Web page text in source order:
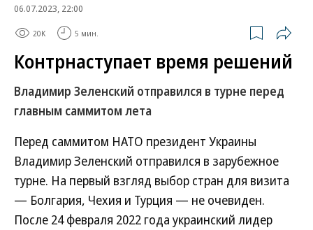
06.07.2023, 22:00
20K 5 мин.
Контрнаступает время решений
Владимир Зеленский отправился в турне перед
главным саммитом лета
Перед саммитом НАТО президент Украины
Владимир Зеленский отправился в зарубежное
турне. На первый взгляд выбор стран для визита
— Болгария, Чехия и Турция — не очевиден.
После 24 февраля 2022 года украинский лидер